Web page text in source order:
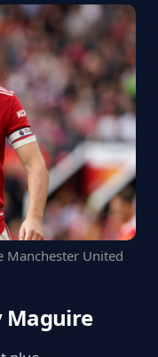
Manchester United
Maguire